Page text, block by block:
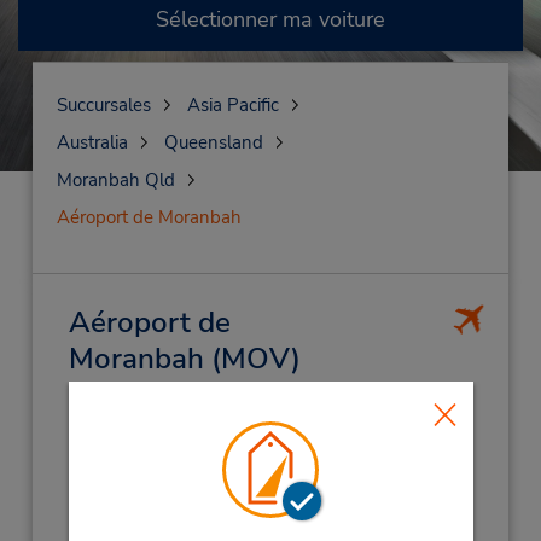
Sélectionner ma voiture
Succursales
Asia Pacific
Australia
Queensland
Moranbah Qld
Aéroport de Moranbah
Aéroport de
Moranbah (MOV)
Terminal Building,
Moranbah, QL, 4744,